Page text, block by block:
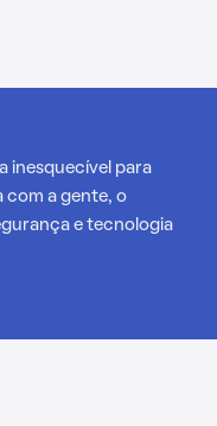
inesquecível para
com a gente, o
e tecnologia